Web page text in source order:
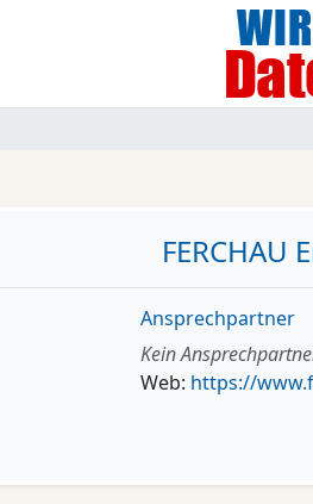
FERCHAU
Ansprechpartner
Kein
Web: https://